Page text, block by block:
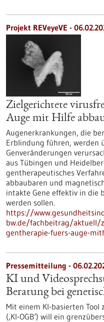
Projekt REVeyeVE -
Zielgerichtete
Auge mit Hilfe
Augenerkrankungen, die
Erblindung führen, werden
Genveränderungen
aus Tübingen und
gentherapeutisches
abbaubaren und
intakte Gene effektiv in die
werden sollen.
https://
bw.de/fachbeitrag/aktuell/
gentherapie-fuers-auge-
Pressemitteilung -
KI und
Beratung bei
Mit einem KI-basierten Tool
(‚KI-OGB‘) will ein